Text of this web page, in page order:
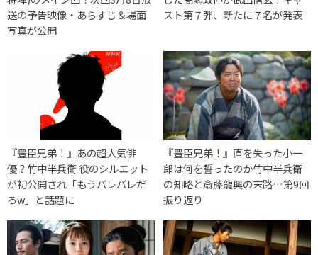
送の予告映像・あらすじ＆場面
写真が公開
スト第７弾、新たに７名が発表
『豊臣兄弟！』あの超人気俳
優？竹中半兵衛 役のシルエット
が初公開され「もうバレバレだ
ろw」と話題に
『豊臣兄弟！』直を失った小一
郎は何を誓ったのか――竹中半兵衛
の知略と斎藤龍興の末路…第9回
振り返り